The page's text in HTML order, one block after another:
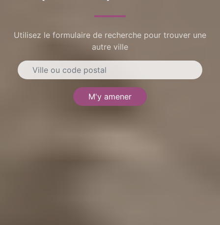
Utilisez le formulaire de recherche pour trouver une
autre ville
M'y amener